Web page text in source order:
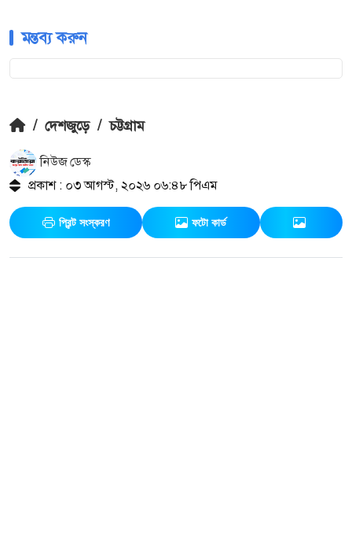
মন্তব্য করুন
/ দেশজুড়ে / চট্টগ্রাম
নিউজ ডেস্ক
প্রকাশ : ০৩ আগস্ট, ২০২৬ ০৬:৪৮ পিএম
প্রিন্ট সংস্করণ ফটো কার্ড